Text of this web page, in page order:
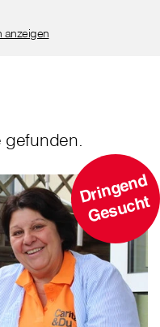
anzeigen
D
ri
n
g
e
n
d
G
e
s
u
c
ht